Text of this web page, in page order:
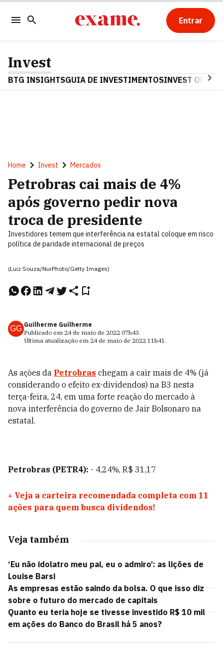
Entrar
Invest
BTG INSIGHTSGUIA DE INVESTIMENTOSINVEST OPINA
Home Invest Mercados
Petrobras cai mais de 4%
após governo pedir nova
troca de presidente
Investidores temem que interferência na estatal coloque em risco
política de paridade internacional de preços
(Luiz Souza/NurPhoto/Getty Images)
GG Guilherme Guilherme
Publicado em 24 de maio de 2022 07h43.
Última atualização em 24 de maio de 2022 11h41.
As ações da Petrobras chegam a cair mais de 4% (já
considerando o efeito ex-dividendos) na B3 nesta
terça-feira, 24, em uma forte reação do mercado à
nova interferência do governo de Jair Bolsonaro na
estatal.
Petrobras (PETR4): - 4,24%, R$ 31,17
+ Veja a carteira recomendada completa com 11
ações para quem busca dividendos!
Veja também
‘Eu não idolatro meu pai, eu o admiro’: as lições de
Louise Barsi
As empresas estão saindo da bolsa. O que isso diz
sobre o futuro do mercado de capitais
Quanto eu teria hoje se tivesse investido R$ 10 mil
em ações do Banco do Brasil há 5 anos?